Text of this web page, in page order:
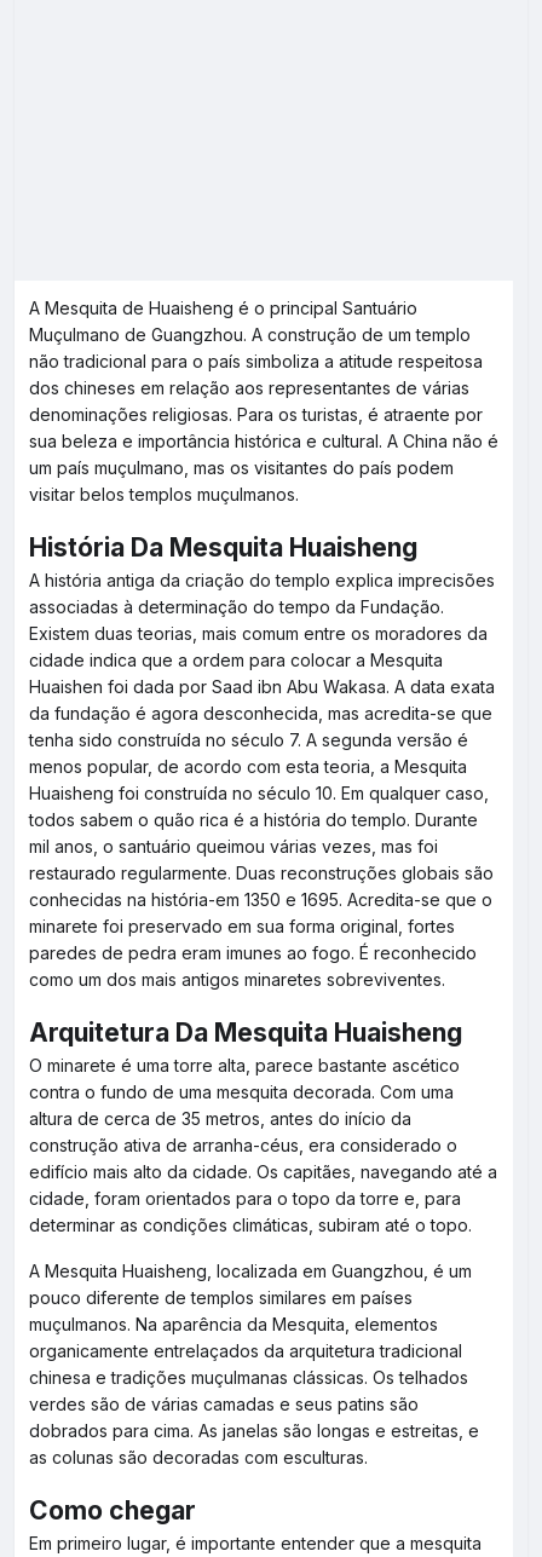
A Mesquita de Huaisheng é o principal Santuário
Muçulmano de Guangzhou. A construção de um templo
não tradicional para o país simboliza a atitude respeitosa
dos chineses em relação aos representantes de várias
denominações religiosas. Para os turistas, é atraente por
sua beleza e importância histórica e cultural. A China não é
um país muçulmano, mas os visitantes do país podem
visitar belos templos muçulmanos.
História Da Mesquita Huaisheng
A história antiga da criação do templo explica imprecisões
associadas à determinação do tempo da Fundação.
Existem duas teorias, mais comum entre os moradores da
cidade indica que a ordem para colocar a Mesquita
Huaishen foi dada por Saad ibn Abu Wakasa. A data exata
da fundação é agora desconhecida, mas acredita-se que
tenha sido construída no século 7. A segunda versão é
menos popular, de acordo com esta teoria, a Mesquita
Huaisheng foi construída no século 10. Em qualquer caso,
todos sabem o quão rica é a história do templo. Durante
mil anos, o santuário queimou várias vezes, mas foi
restaurado regularmente. Duas reconstruções globais são
conhecidas na história-em 1350 e 1695. Acredita-se que o
minarete foi preservado em sua forma original, fortes
paredes de pedra eram imunes ao fogo. É reconhecido
como um dos mais antigos minaretes sobreviventes.
Arquitetura Da Mesquita Huaisheng
O minarete é uma torre alta, parece bastante ascético
contra o fundo de uma mesquita decorada. Com uma
altura de cerca de 35 metros, antes do início da
construção ativa de arranha-céus, era considerado o
edifício mais alto da cidade. Os capitães, navegando até a
cidade, foram orientados para o topo da torre e, para
determinar as condições climáticas, subiram até o topo.
A Mesquita Huaisheng, localizada em Guangzhou, é um
pouco diferente de templos similares em países
muçulmanos. Na aparência da Mesquita, elementos
organicamente entrelaçados da arquitetura tradicional
chinesa e tradições muçulmanas clássicas. Os telhados
verdes são de várias camadas e seus patins são
dobrados para cima. As janelas são longas e estreitas, e
as colunas são decoradas com esculturas.
Como chegar
Em primeiro lugar, é importante entender que a mesquita